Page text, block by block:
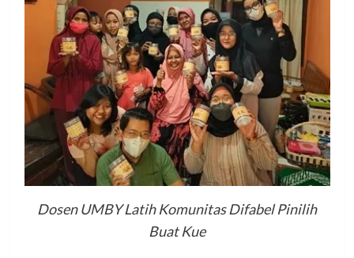
Dosen UMBY Latih Komunitas Difabel Pinilih
Buat Kue